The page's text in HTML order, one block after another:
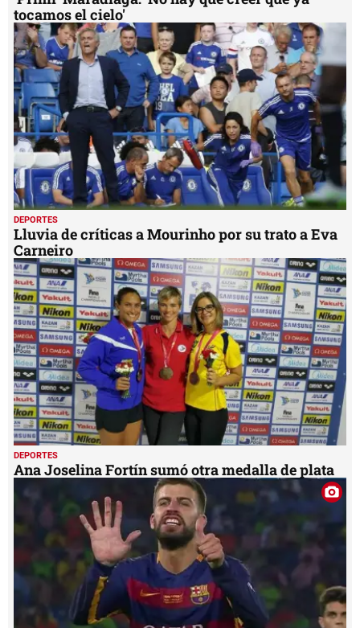
tocamos el cielo'
DEPORTES
Lluvia de críticas a Mourinho por su trato a Eva
Carneiro
DEPORTES
Ana Joselina Fortín sumó otra medalla de plata